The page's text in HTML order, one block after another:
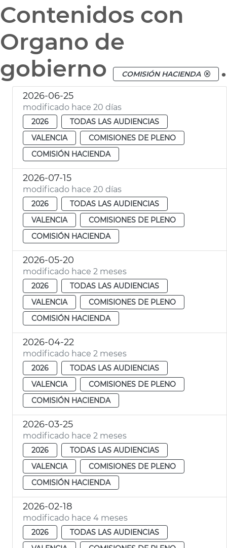
Contenidos con
Organo de
gobierno
COMISIÓN HACIENDA .
2026-06-25
modificado hace 20 días
2026
TODAS LAS AUDIENCIAS
VALENCIA
COMISIONES DE PLENO
COMISIÓN HACIENDA
2026-07-15
modificado hace 20 días
2026
TODAS LAS AUDIENCIAS
VALENCIA
COMISIONES DE PLENO
COMISIÓN HACIENDA
2026-05-20
modificado hace 2 meses
2026
TODAS LAS AUDIENCIAS
VALENCIA
COMISIONES DE PLENO
COMISIÓN HACIENDA
2026-04-22
modificado hace 2 meses
2026
TODAS LAS AUDIENCIAS
VALENCIA
COMISIONES DE PLENO
COMISIÓN HACIENDA
2026-03-25
modificado hace 2 meses
2026
TODAS LAS AUDIENCIAS
VALENCIA
COMISIONES DE PLENO
COMISIÓN HACIENDA
2026-02-18
modificado hace 4 meses
2026
TODAS LAS AUDIENCIAS